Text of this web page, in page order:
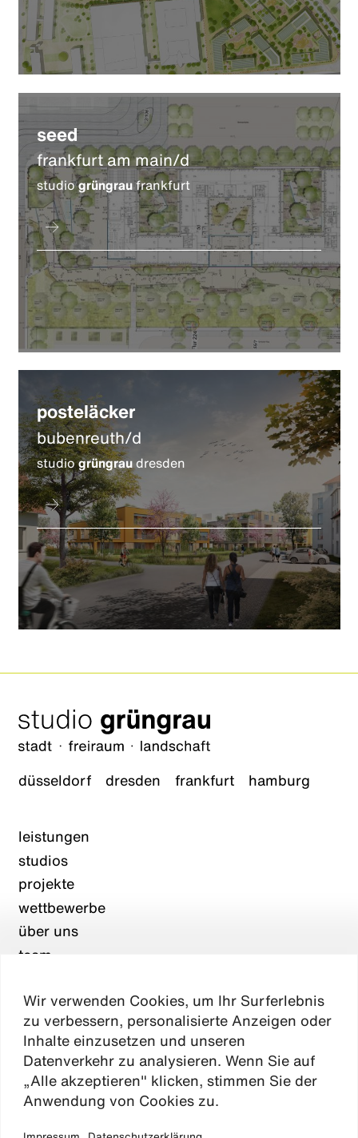
Wir verwenden Cookies, um Ihr Surferlebnis
zu verbessern, personalisierte Anzeigen oder
Inhalte einzusetzen und unseren
Datenverkehr zu analysieren. Wenn Sie auf
„Alle akzeptieren" klicken, stimmen Sie der
Anwendung von Cookies zu.
seed
frankfurt am main/d
studiogrüngraufrankfurt
posteläcker
bubenreuth/d
studiogrüngraudresden
düsseldorf dresden frankfurt hamburg
leistungen
studios
projekte
wettbewerbe
über uns
team
aktuelles
kontakt